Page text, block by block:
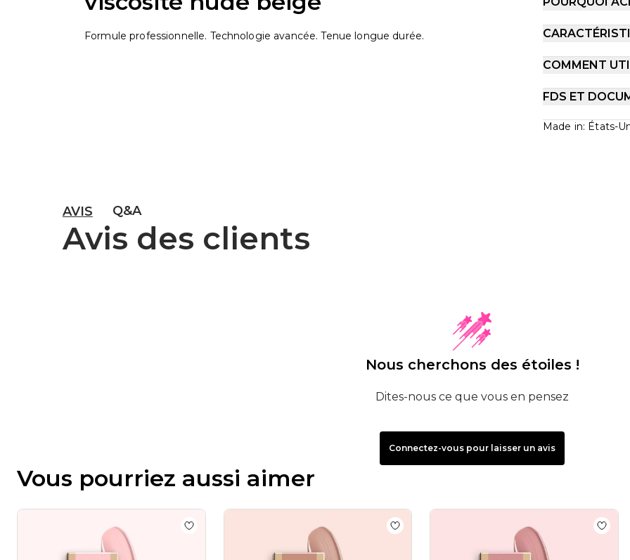
Formule professionnelle. Technologie avancée. Tenue longue durée.
COMMENT
FDS ET
Made in: États-
AVIS Q&A
Avis des clients
Nous cherchons des étoiles !
Dites-nous ce que vous en pensez
Connectez-vous pour laisser un avis
Vous pourriez aussi aimer
Add to wishlist GELNIUS® Nude Pink 15 mlAdd to wishlist GELNIUS® Cover Caramel 15 ml
Add